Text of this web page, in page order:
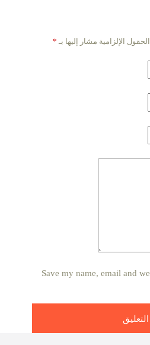
الحقول الإلزامية مشار إليها بـ *
Save my name, email and